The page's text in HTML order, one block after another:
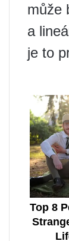
může
a
je to